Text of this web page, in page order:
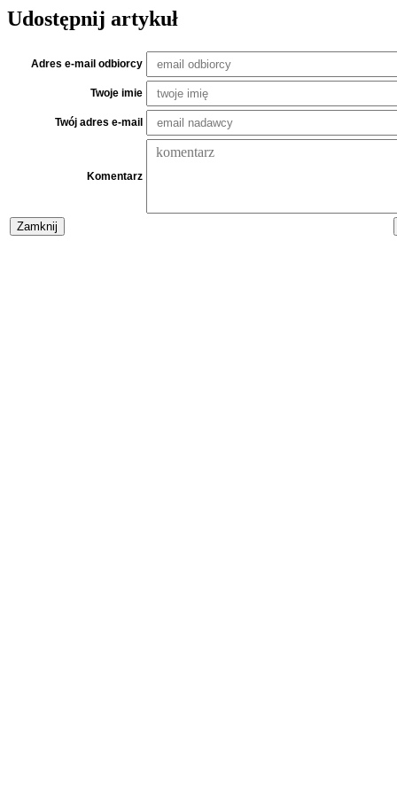
Udostępnij artykuł
Adres e-mail odbiorcy
Twoje imie
Twój adres e-mail
Komentarz